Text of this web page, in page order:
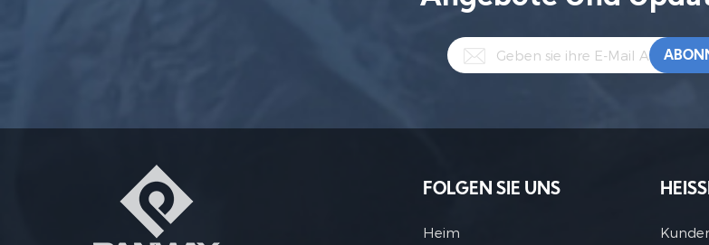
FOLGEN SIE UNS
Heim